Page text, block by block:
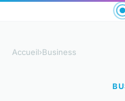
Accueil›Business